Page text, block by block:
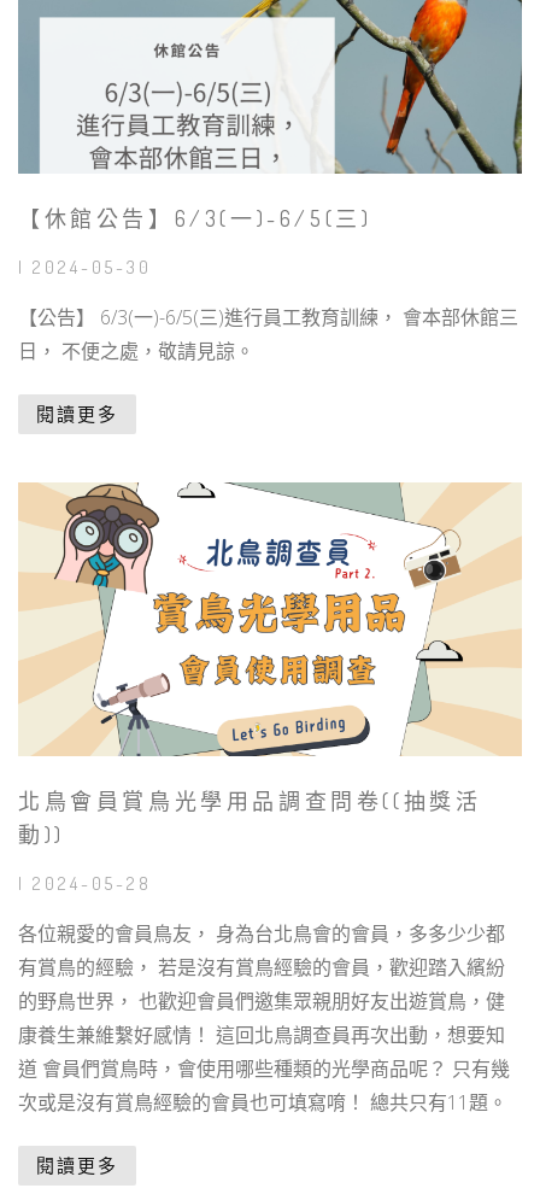
【休館公告】6/3(一)-6/5(三)
| 2024-05-30
【公告】 6/3(一)-6/5(三)進行員工教育訓練， 會本部休館三
日， 不便之處，敬請見諒。
閱讀更多
北鳥會員賞鳥光學用品調查問卷((抽獎活
動))
| 2024-05-28
各位親愛的會員鳥友， 身為台北鳥會的會員，多多少少都
有賞鳥的經驗， 若是沒有賞鳥經驗的會員，歡迎踏入繽紛
的野鳥世界， 也歡迎會員們邀集眾親朋好友出遊賞鳥，健
康養生兼維繫好感情！ 這回北鳥調查員再次出動，想要知
道 會員們賞鳥時，會使用哪些種類的光學商品呢？ 只有幾
次或是沒有賞鳥經驗的會員也可填寫唷！ 總共只有11題。
閱讀更多